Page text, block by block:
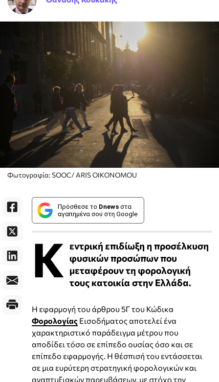
Φωτογραφία: SOOC/ ARIS OIKONOMOU
Πρόσθεσε το Dnews στα
αγαπημένα σου στη Google
Κ εντρική επιδίωξη η προσέλκυση
φυσικών προσώπων που
μεταφέρουν τη φορολογική
τους κατοικία στην Ελλάδα.
Η εφαρμογή του άρθρου 5Γ του Κώδικα
Φορολογίας Εισοδήματος αποτελεί ένα
χαρακτηριστικό παράδειγμα μέτρου που
αποδίδει τόσο σε επίπεδο ουσίας όσο και σε
επίπεδο εφαρμογής. Η θέσπισή του εντάσσεται
σε μια ευρύτερη στρατηγική φορολογικών και
αναπτυξιακών παρεμβάσεων, με στόχο την